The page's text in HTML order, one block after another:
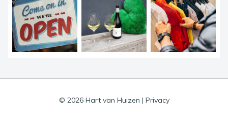
© 2026 Hart van Huizen | Privacy